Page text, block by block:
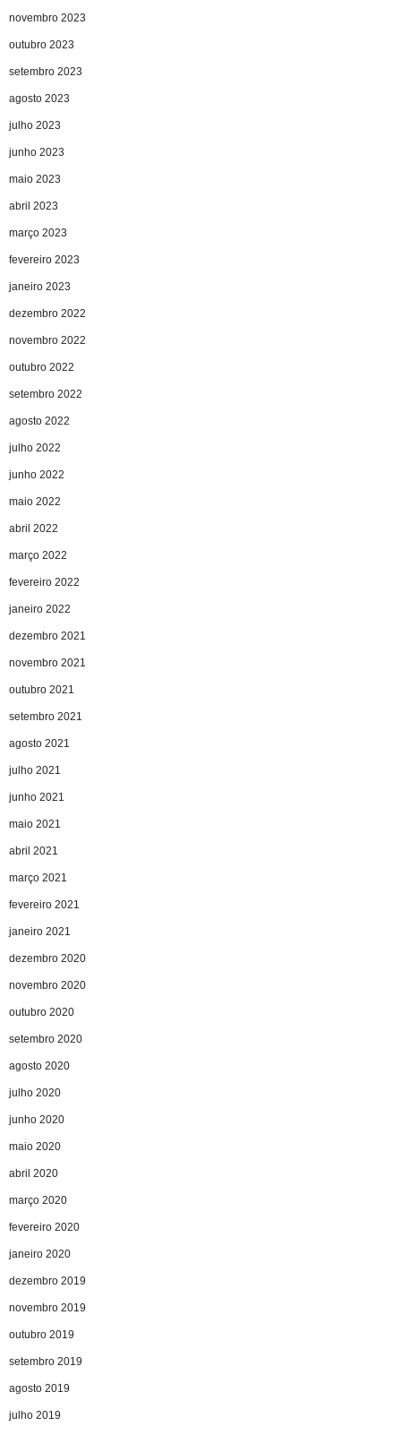
novembro 2023
outubro 2023
setembro 2023
agosto 2023
julho 2023
junho 2023
maio 2023
abril 2023
março 2023
fevereiro 2023
janeiro 2023
dezembro 2022
novembro 2022
outubro 2022
setembro 2022
agosto 2022
julho 2022
junho 2022
maio 2022
abril 2022
março 2022
fevereiro 2022
janeiro 2022
dezembro 2021
novembro 2021
outubro 2021
setembro 2021
agosto 2021
julho 2021
junho 2021
maio 2021
abril 2021
março 2021
fevereiro 2021
janeiro 2021
dezembro 2020
novembro 2020
outubro 2020
setembro 2020
agosto 2020
julho 2020
junho 2020
maio 2020
abril 2020
março 2020
fevereiro 2020
janeiro 2020
dezembro 2019
novembro 2019
outubro 2019
setembro 2019
agosto 2019
julho 2019